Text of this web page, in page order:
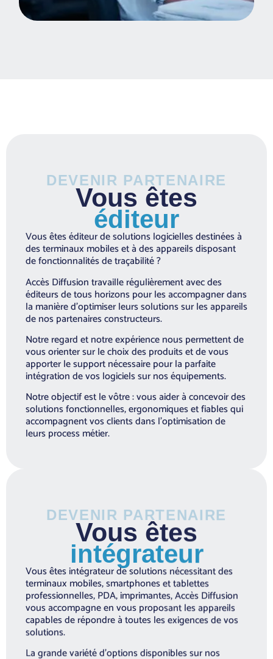
DEVENIR PARTENAIRE
Vous êtes
éditeur
Vous êtes éditeur de solutions logicielles destinées à
des terminaux mobiles et à des appareils disposant
de fonctionnalités de traçabilité ?
Accès Diffusion travaille régulièrement avec des
éditeurs de tous horizons pour les accompagner dans
la manière d’optimiser leurs solutions sur les appareils
de nos partenaires constructeurs.
Notre regard et notre expérience nous permettent de
vous orienter sur le choix des produits et de vous
apporter le support nécessaire pour la parfaite
intégration de vos logiciels sur nos équipements.
Notre objectif est le vôtre : vous aider à concevoir des
solutions fonctionnelles, ergonomiques et fiables qui
accompagnent vos clients dans l’optimisation de
leurs process métier.
DEVENIR PARTENAIRE
Vous êtes
intégrateur
Vous êtes intégrateur de solutions nécessitant des
terminaux mobiles, smartphones et tablettes
professionnelles, PDA, imprimantes, Accès Diffusion
vous accompagne en vous proposant les appareils
capables de répondre à toutes les exigences de vos
solutions.
La grande variété d’options disponibles sur nos